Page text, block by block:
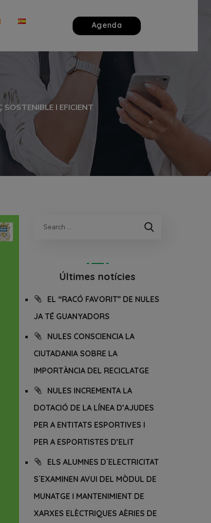
Agenda
SOSTENIBLE I EFICIENT
Últimes notícies
EL “RACÓ FAVORIT” DE NULES
JA TÉ GUANYADORS
NULES CONSCIENCIA LA
CIUTADANIA SOBRE LA
IMPORTÀNCIA DEL RECICLATGE
NULES INCREMENTA LA
DOTACIÓ DE LA LÍNEA D’AJUDES
PER A ENTITATS ESPORTIVES I
PER A ESPORTISTES D’ELIT
ELS ALUMNES D´ELECTRICITAT
S´EXAMINEN AVUI DEL MÒDUL DE
MUNATGE I MANTENIMIENT DE
XARXES ELÈCTRIQUES AÈRIES DE